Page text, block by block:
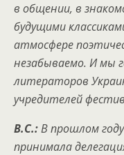
в общении, в
будущими
атмосфере
незабываемо. И мы
литераторов
учредителей
В.С.:В прошлом
принимала